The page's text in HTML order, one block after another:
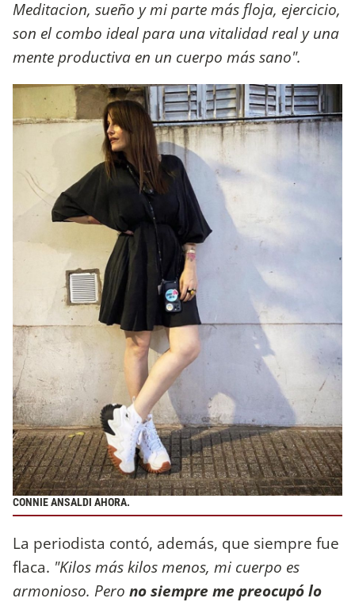
Meditacion, sueño y mi parte más floja, ejercicio,
son el combo ideal para una vitalidad real y una
mente productiva en un cuerpo más sano".
CONNIE ANSALDI AHORA.
La periodista contó, además, que siempre fue
flaca. "Kilos más kilos menos, mi cuerpo es
armonioso. Pero no siempre me preocupó lo